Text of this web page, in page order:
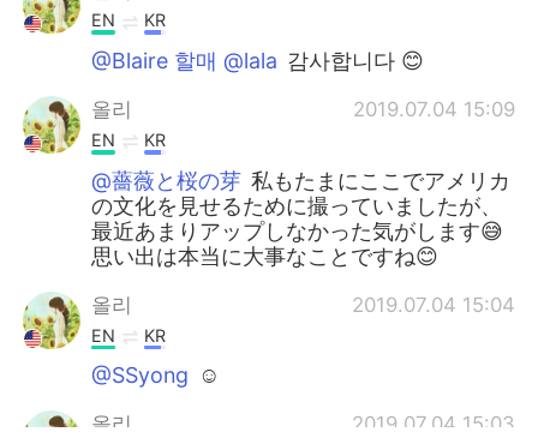
EN KR
@Blaire 할매 @lala 감사합니다 😊
올리 2019.07.04 15:09
EN KR
@薔薇と桜の芽 私もたまにここでアメリカ
の文化を見せるために撮っていましたが、
最近あまりアップしなかった気がします😅
思い出は本当に大事なことですね😊
올리 2019.07.04 15:04
EN KR
@SSyong ☺
올리 2019.07.04 15:03